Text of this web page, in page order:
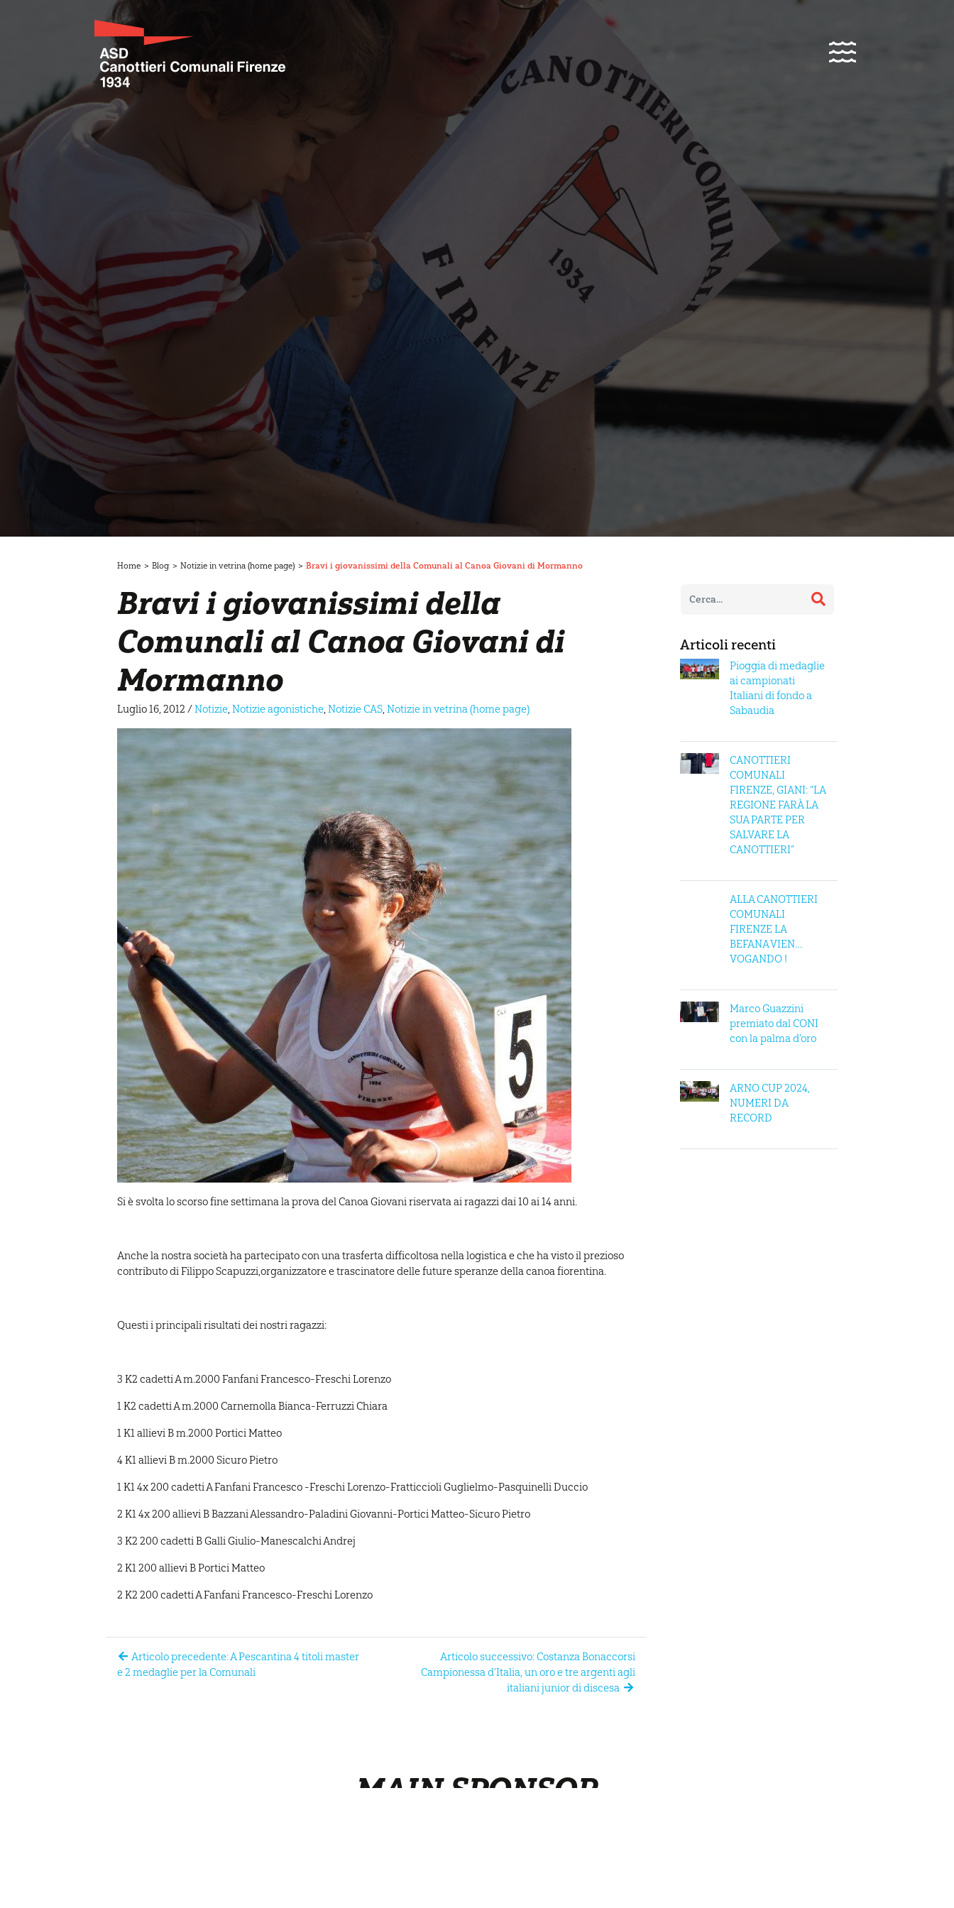
Home > Blog > Notizie in vetrina (home page) > Bravi i giovanissimi della Comunali al Canoa Giovani di Mormanno
Bravi i giovanissimi della
Comunali al Canoa Giovani di
Mormanno
Luglio 16, 2012 /Notizie,Notizie agonistiche,Notizie CAS,Notizie in vetrina (home page)
Si è svolta lo scorso fine settimana la prova del Canoa Giovani riservata ai ragazzi dai 10 ai 14 anni.
Anche la nostra società ha partecipato con una trasferta difficoltosa nella logistica e che ha visto il prezioso
contributo di Filippo Scapuzzi,organizzatore e trascinatore delle future speranze della canoa fiorentina.
Questi i principali risultati dei nostri ragazzi:
3 K2 cadetti A m.2000 Fanfani Francesco-Freschi Lorenzo
1 K2 cadetti A m.2000 Carnemolla Bianca-Ferruzzi Chiara
1 K1 allievi B m.2000 Portici Matteo
4 K1 allievi B m.2000 Sicuro Pietro
1 K1 4x 200 cadetti A Fanfani Francesco -Freschi Lorenzo-Fratticcioli Guglielmo-Pasquinelli Duccio
2 K1 4x 200 allievi B Bazzani Alessandro-Paladini Giovanni-Portici Matteo-Sicuro Pietro
3 K2 200 cadetti B Galli Giulio-Manescalchi Andrej
2 K1 200 allievi B Portici Matteo
2 K2 200 cadetti A Fanfani Francesco-Freschi Lorenzo
Articolo precedente: A Pescantina 4 titoli master
e 2 medaglie per la Comunali
Articolo successivo: Costanza Bonaccorsi
Campionessa d’Italia, un oro e tre argenti agli
italiani junior di discesa
Articoli recenti
Pioggia di medaglie
ai campionati
Italiani di fondo a
Sabaudia
CANOTTIERI
COMUNALI
FIRENZE, GIANI: “LA
REGIONE FARÀ LA
SUA PARTE PER
SALVARE LA
CANOTTIERI”
ALLA CANOTTIERI
COMUNALI
FIRENZE LA
BEFANA VIEN…
VOGANDO !
Marco Guazzini
premiato dal CONI
con la palma d’oro
ARNO CUP 2024,
NUMERI DA
RECORD
MAIN SPONSOR